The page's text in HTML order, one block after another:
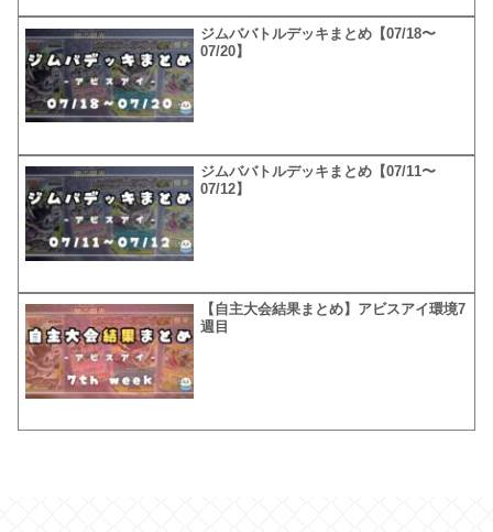
ジムババトルデッキまとめ【07/18〜
07/20】
ジムババトルデッキまとめ【07/11〜
07/12】
【自主大会結果まとめ】アビスアイ環境7
週目